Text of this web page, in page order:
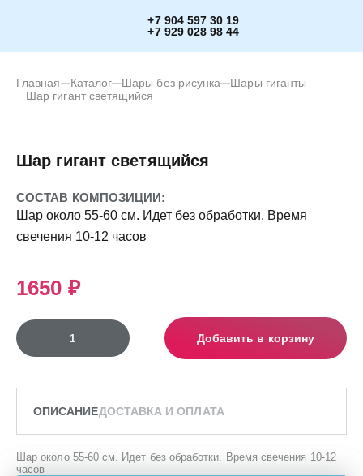
+7 904 597 30 19
+7 929 028 98 44
Главная Каталог Шары без рисунка
Шары гиганты
Шар гигант светящийся
Шар гигант светящийся
СОСТАВ КОМПОЗИЦИИ:
Шар около 55-60 см. Идет без обработки. Время
свечения 10-12 часов
1650 ₽
Добавить в корзину
ОПИСАНИЕДОСТАВКА И ОПЛАТА
Шар около 55-60 см. Идет без обработки. Время свечения 10-12
часов